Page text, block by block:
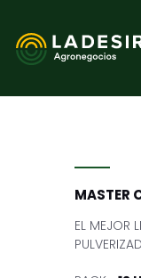
MASTER
EL MEJOR